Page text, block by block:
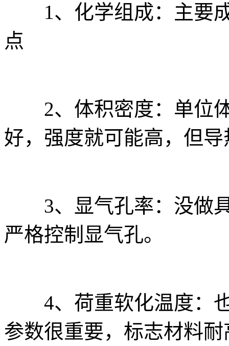
1、化学组成：主要成
点
2、体积密度：单位体
好，强度就可能高，但
3、显气孔率：没做具
严格控制显气孔。
4、荷重软化温度：也
参数很重要，标志材料